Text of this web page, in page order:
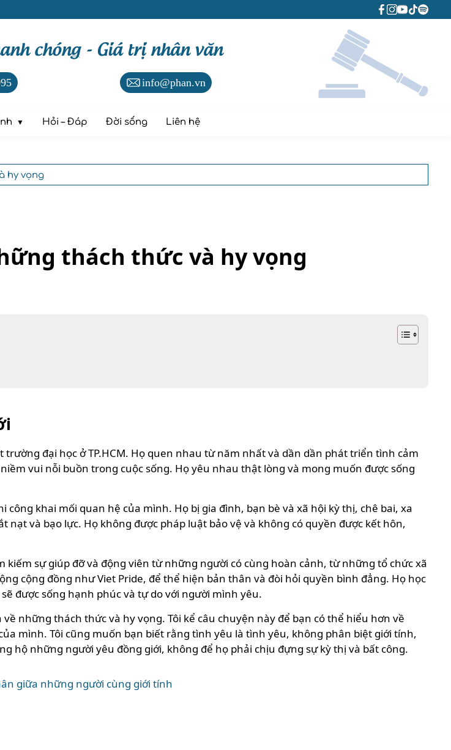
chóng - Giá trị nhân văn
info@phan.vn
Hỏi – Đáp Đời sống Liên hệ
hy vọng
thách thức và hy vọng
đại học ở TP.HCM. Họ quen nhau từ năm nhất và dần dần phát triển tình cảm
vui nỗi buồn trong cuộc sống. Họ yêu nhau thật lòng và mong muốn được sống
khai mối quan hệ của mình. Họ bị gia đình, bạn bè và xã hội kỳ thị, chê bai, xa
và bạo lực. Họ không được pháp luật bảo vệ và không có quyền được kết hôn,
sự giúp đỡ và động viên từ những người có cùng hoàn cảnh, từ những tổ chức xã
cộng đồng như Viet Pride, để thể hiện bản thân và đòi hỏi quyền bình đẳng. Họ học
được sống hạnh phúc và tự do với người mình yêu.
những thách thức và hy vọng. Tôi kể câu chuyện này để bạn có thể hiểu hơn về
mình. Tôi cũng muốn bạn biết rằng tình yêu là tình yêu, không phân biệt giới tính,
hộ những người yêu đồng giới, không để họ phải chịu đựng sự kỳ thị và bất công.
giữa những người cùng giới tính